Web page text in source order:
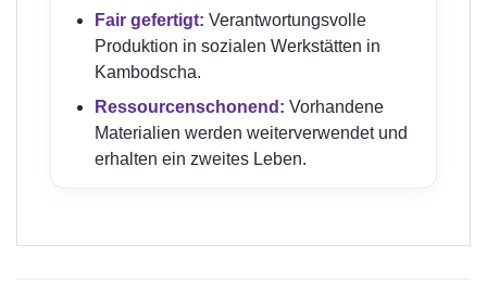
Fair gefertigt: Verantwortungsvolle
Produktion in sozialen Werkstätten in
Kambodscha.
Ressourcenschonend: Vorhandene
Materialien werden weiterverwendet und
erhalten ein zweites Leben.